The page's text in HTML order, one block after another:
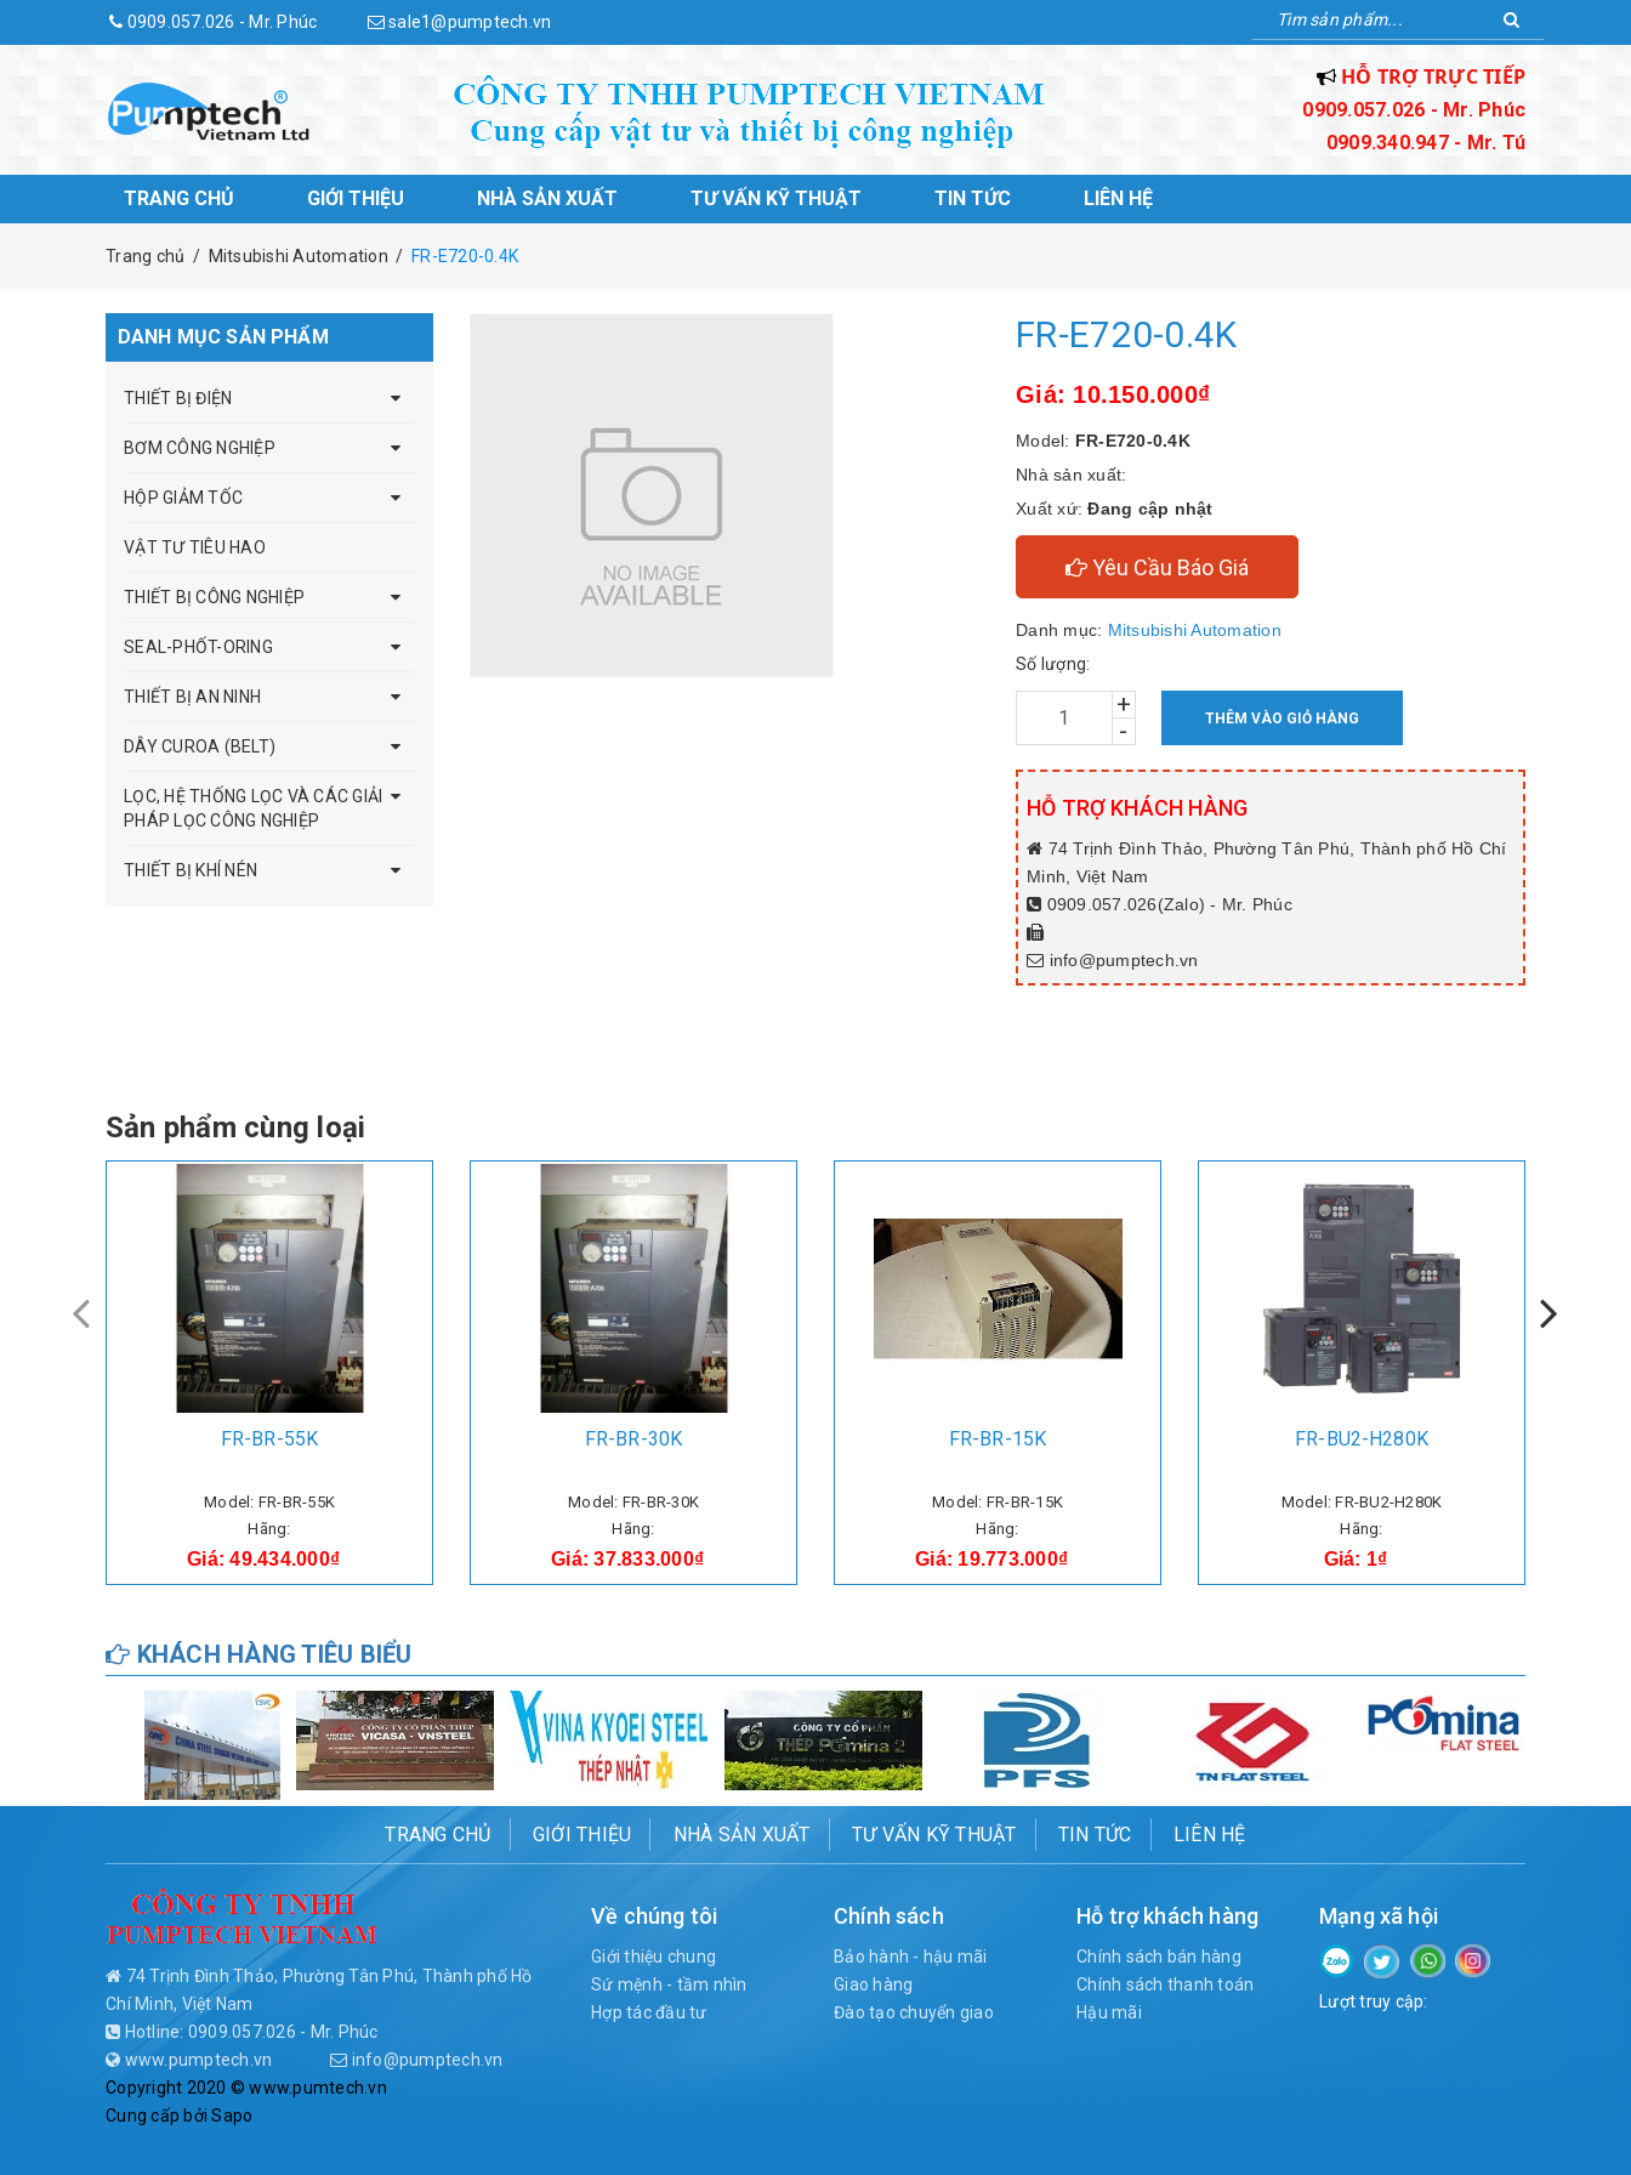
0909.057.026 - Mr. Phúc sale1@pumptech.vn
HỖ TRỢ TRỰC TIẾP
0909.057.026 - Mr. Phúc
0909.340.947 - Mr. Tú
TRANG CHỦ GIỚI THIỆU NHÀ SẢN XUẤT TƯ VẤN KỸ THUẬT TIN TỨC LIÊN HỆ
Trang chủ / Mitsubishi Automation / FR-E720-0.4K
FR-E720-0.4K
Giá: 10.150.000₫
Model: FR-E720-0.4K
Nhà sản xuất:
Xuất xứ:Đang cập nhật
Yêu Cầu Báo Giá
Danh mục: Mitsubishi Automation
Số lượng:
+
-
THÊM VÀO GIỎ HÀNG
HỖ TRỢ KHÁCH HÀNG
74 Trịnh Đình Thảo, Phường Tân Phú, Thành phố Hồ Chí
Minh, Việt Nam
0909.057.026(Zalo) - Mr. Phúc
info@pumptech.vn
DANH MỤC SẢN PHẨM
THIẾT BỊ ĐIỆN
BƠM CÔNG NGHIỆP
HỘP GIẢM TỐC
VẬT TƯ TIÊU HAO
THIẾT BỊ CÔNG NGHIỆP
SEAL-PHỐT-ORING
THIẾT BỊ AN NINH
DÂY CUROA (BELT)
LỌC, HỆ THỐNG LỌC VÀ CÁC GIẢI
PHÁP LỌC CÔNG NGHIỆP
THIẾT BỊ KHÍ NÉN
Sản phẩm cùng loại
FR-BR-55K
Model: FR-BR-55K
Hãng:
Giá: 49.434.000₫
FR-BR-30K
Model: FR-BR-30K
Hãng:
Giá: 37.833.000₫
FR-BR-15K
Model: FR-BR-15K
Hãng:
Giá: 19.773.000₫
FR-BU2-H280K
Model: FR-BU2-H280K
Hãng:
Giá: 1₫
KHÁCH HÀNG TIÊU BIỂU
TRANG CHỦ GIỚI THIỆU NHÀ SẢN XUẤT TƯ VẤN KỸ THUẬT TIN TỨC LIÊN HỆ
74 Trịnh Đình Thảo, Phường Tân Phú, Thành phố Hồ
Chí Minh, Việt Nam
Hotline: 0909.057.026 - Mr. Phúc
www.pumptech.vn
info@pumptech.vn
Copyright 2020 © www.pumtech.vn
Cung cấp bởiSapo
Về chúng tôi
Giới thiệu chung
Sứ mệnh - tầm nhìn
Hợp tác đầu tư
Chính sách
Bảo hành - hậu mãi
Giao hàng
Đào tạo chuyển giao
Hỗ trợ khách hàng
Chính sách bán hàng
Chính sách thanh toán
Hậu mãi
Mạng xã hội
Lượt truy cập: